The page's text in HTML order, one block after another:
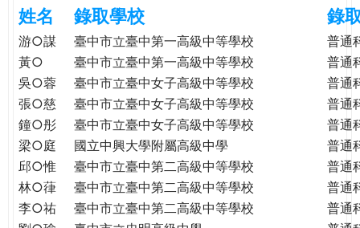
格。
e
r
e
姓名 錄取學校 錄
游○謀 臺中市立臺中第一高級中等學校
普通
黃○
臺中市立臺中第一高級中等學校
普通
吳○蓉
臺中市立臺中女子高級中等學校
普通
張○慈
臺中市立臺中女子高級中等學校
普通
鐘○彤
臺中市立臺中女子高級中等學校
普通
梁○庭
國立中興大學附屬高級中學
普通
邱○惟
臺中市立臺中第二高級中等學校
普通
林○葎
臺中市立臺中第二高級中等學校
普通
李○祐
臺中市立臺中第二高級中等學校
普通